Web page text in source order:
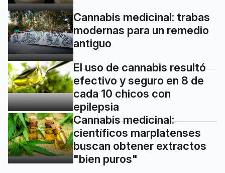
Cannabis medicinal: trabas
modernas para un remedio
antiguo
El uso de cannabis resultó
efectivo y seguro en 8 de
cada 10 chicos con
epilepsia
Cannabis medicinal:
científicos marplatenses
buscan obtener extractos
"bien puros"